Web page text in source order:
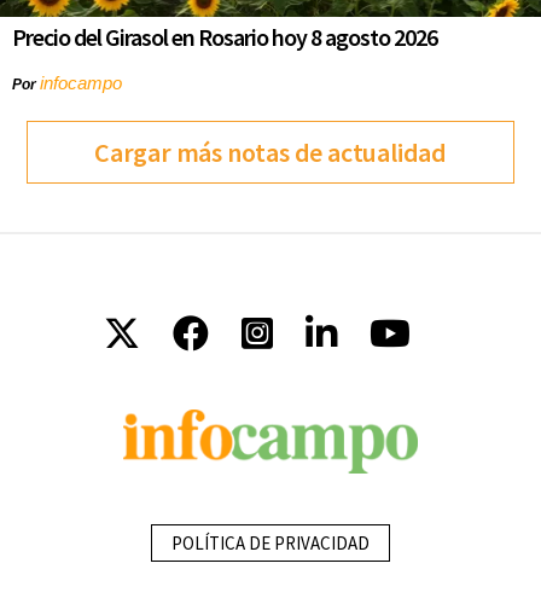
Precio del Girasol en Rosario hoy 8 agosto 2026
Porinfocampo
Cargar más notas de actualidad
POLÍTICA DE PRIVACIDAD